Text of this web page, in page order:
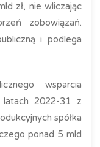
zł, nie wliczając
zobowiązań.
i podlega
wsparcia
latach 2022-31 z
spółka
ponad 5 mld